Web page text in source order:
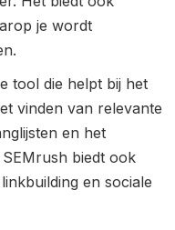
je wordt
tool die helpt bij het
vinden van relevante
en het
biedt ook
en sociale